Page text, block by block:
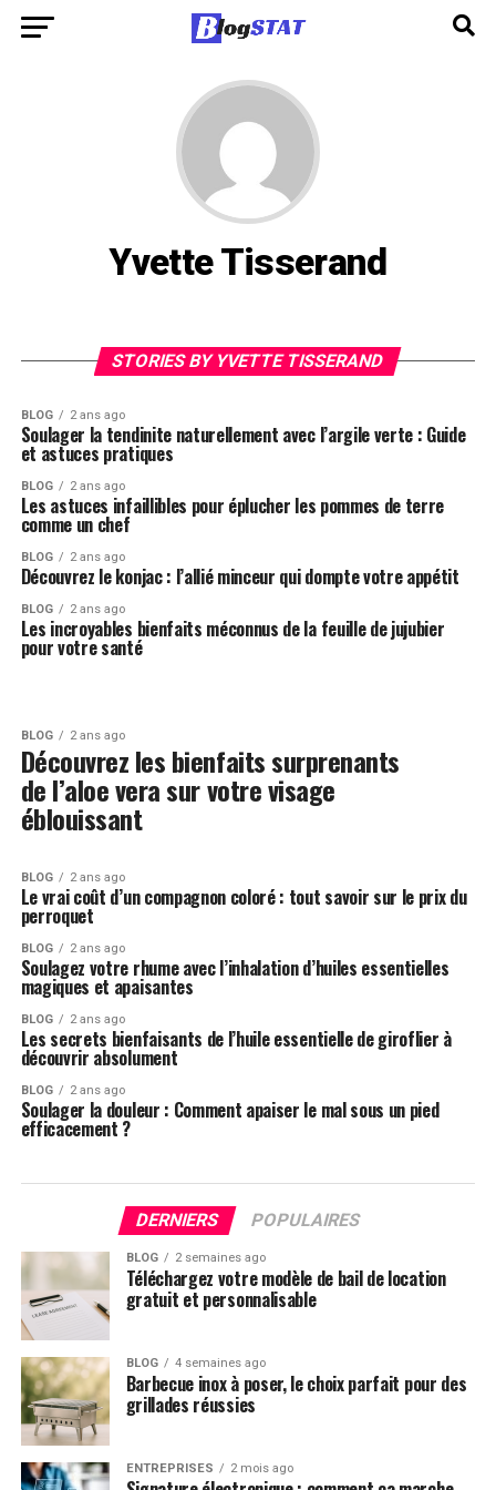
Yvette Tisserand
STORIES BY YVETTE TISSERAND
BLOG 2 ans ago
Soulager la tendinite naturellement avec l’argile verte : Guide
et astuces pratiques
BLOG 2 ans ago
Les astuces infaillibles pour éplucher les pommes de terre
comme un chef
BLOG 2 ans ago
Découvrez le konjac : l’allié minceur qui dompte votre appétit
BLOG 2 ans ago
Les incroyables bienfaits méconnus de la feuille de jujubier
pour votre santé
BLOG 2 ans ago
Découvrez les bienfaits surprenants
de l’aloe vera sur votre visage
éblouissant
BLOG 2 ans ago
Le vrai coût d’un compagnon coloré : tout savoir sur le prix du
perroquet
BLOG 2 ans ago
Soulagez votre rhume avec l’inhalation d’huiles essentielles
magiques et apaisantes
BLOG 2 ans ago
Les secrets bienfaisants de l’huile essentielle de giroflier à
découvrir absolument
BLOG 2 ans ago
Soulager la douleur : Comment apaiser le mal sous un pied
efficacement ?
DERNIERS POPULAIRES
BLOG 2 semaines ago
Téléchargez votre modèle de bail de location
gratuit et personnalisable
BLOG 4 semaines ago
Barbecue inox à poser, le choix parfait pour des
grillades réussies
ENTREPRISES 2 mois ago